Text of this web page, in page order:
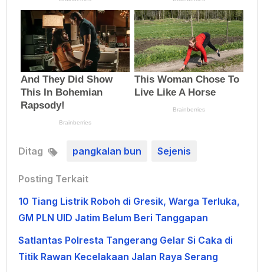
Ditag pangkalan bun Sejenis
Posting Terkait
10 Tiang Listrik Roboh di Gresik, Warga Terluka,
GM PLN UID Jatim Belum Beri Tanggapan
Satlantas Polresta Tangerang Gelar Si Caka di
Titik Rawan Kecelakaan Jalan Raya Serang